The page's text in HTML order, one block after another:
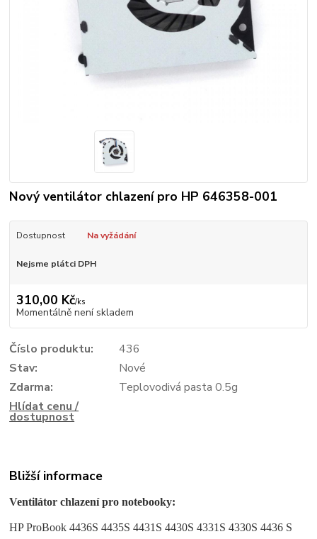
Nový ventilátor chlazení pro HP 646358-001
Dostupnost Na vyžádání
Nejsme plátci DPH
310,00 Kč/ks
Momentálně není skladem
Číslo produktu:
436
Stav:
Nové
Zdarma:
Teplovodivá pasta 0.5g
Hlídat cenu /
dostupnost
Bližší informace
Ventilátor chlazení pro notebooky:
HP ProBook 4436S 4435S 4431S 4430S 4331S 4330S4436 S